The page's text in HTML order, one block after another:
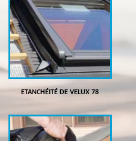
ETANCHÉITÉ DE VELUX 78